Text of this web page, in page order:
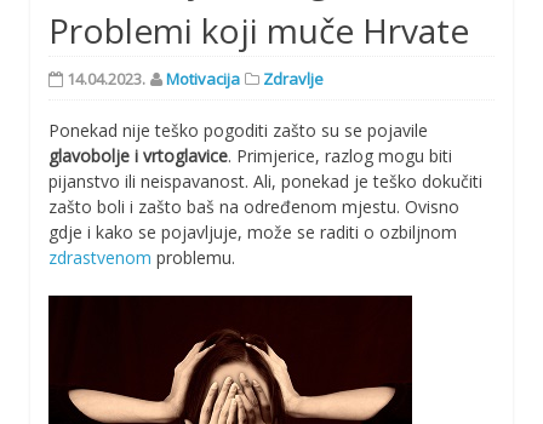
Problemi koji muče Hrvate
14.04.2023. Motivacija Zdravlje
Ponekad nije teško pogoditi zašto su se pojavile
glavobolje i vrtoglavice. Primjerice, razlog mogu biti
pijanstvo ili neispavanost. Ali, ponekad je teško dokučiti
zašto boli i zašto baš na određenom mjestu. Ovisno
gdje i kako se pojavljuje, može se raditi o ozbiljnom
zdrastvenom problemu.